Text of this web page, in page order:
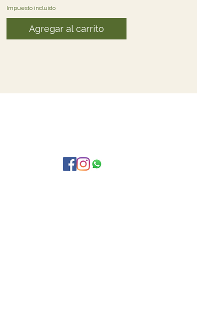
Impuesto incluido
Agregar al carrito